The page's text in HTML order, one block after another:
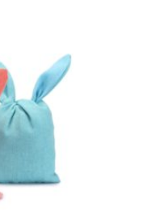
Add to
wishlist